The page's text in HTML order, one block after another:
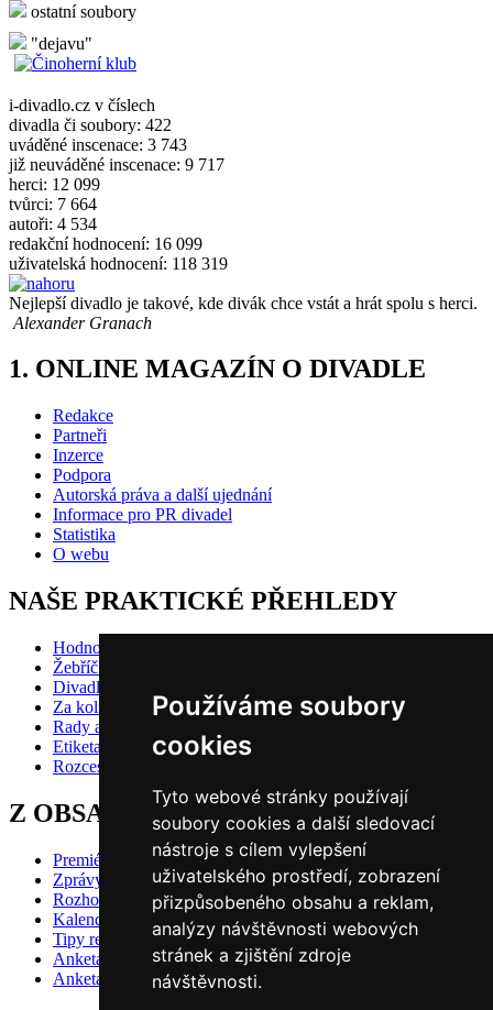
Používáme soubory
cookies
Tyto webové stránky používají
soubory cookies a další sledovací
nástroje s cílem vylepšení
uživatelského prostředí, zobrazení
přizpůsobeného obsahu a reklam,
analýzy návštěvnosti webových
stránek a zjištění zdroje
návštěvnosti.
ostatní soubory
"dejavu"
i-divadlo.cz v číslech
divadla či soubory: 422
uváděné inscenace: 3 743
již neuváděné inscenace: 9 717
herci: 12 099
tvůrci: 7 664
autoři: 4 534
redakční hodnocení: 16 099
uživatelská hodnocení: 118 319
Nejlepší divadlo je takové, kde divák chce vstát a hrát spolu s herci.
Alexander Granach
1. ONLINE MAGAZÍN O DIVADLE
Redakce
Partneři
Inzerce
Podpora
Autorská práva a další ujednání
Informace pro PR divadel
Statistika
O webu
NAŠE PRAKTICKÉ PŘEHLEDY
Hodnocení inscenací
Žebříčky
Divadlo pro děti
Za kolik do divadla?
Rady a doporučení
Etiketa?
Rozcestník
Z OBSAHU VYBÍRÁME
Premiéry
Zprávy
Rozhovory
Kalendář premiér
Tipy redakce
Anketa 2024/25 - divácké hlasování
Anketa 2024/25 - redakční volba